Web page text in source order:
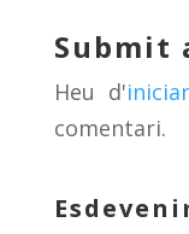
y d
s
Submit
Heu d'
comentari.